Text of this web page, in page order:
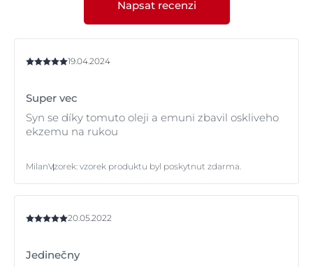
vyvinuté speciálně pro péči o atopickou pokožku - jako
produkty z řady Eucerin AtopiControl
Napsat recenzi
19.04.2024
Super vec
Syn se díky tomuto oleji a emuni zbavil oskliveho
ekzemu na rukou
MilanVzorek: vzorek produktu byl poskytnut zdarma.
20.05.2022
Jedinečny